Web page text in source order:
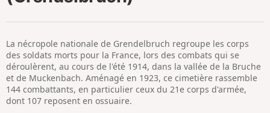
La nécropole nationale de Grendelbruch regroupe les corps
des soldats morts pour la France, lors des combats qui se
déroulèrent, au cours de l'été 1914, dans la vallée de la Bruche
et de Muckenbach. Aménagé en 1923, ce cimetière rassemble
144 combattants, en particulier ceux du 21e corps d'armée,
dont 107 reposent en ossuaire.